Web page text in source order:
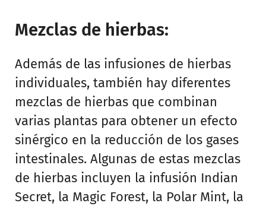
Mezclas de hierbas:
Además de las infusiones de hierbas
individuales, también hay diferentes
mezclas de hierbas que combinan
varias plantas para obtener un efecto
sinérgico en la reducción de los gases
intestinales. Algunas de estas mezclas
de hierbas incluyen la infusión Indian
Secret, la Magic Forest, la Polar Mint, la